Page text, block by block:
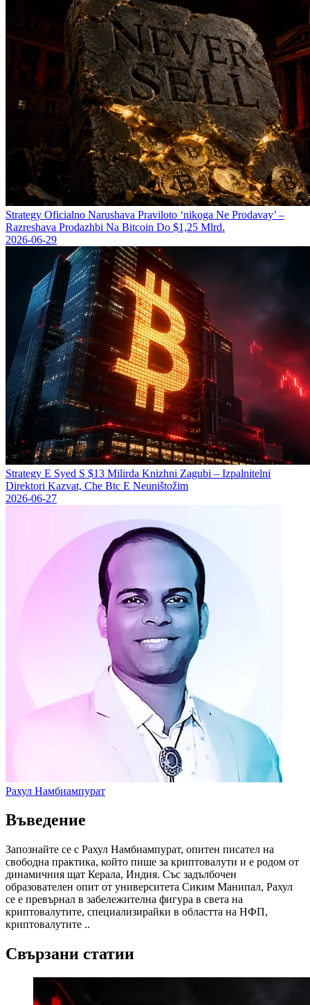
Strategy Oficіalno Narushava Praviloto ‘nikoga Ne Prodavay’ –
Razreshava Prodazhbi Na Bitcoin Do $1,25 Mlrd.
2026-06-29
Strategy Е Syed S $13 Milirda Knizhni Zagubi – Izpalnitelni
Direktori Kazvat, Che Btc E Neuništožim
2026-06-27
Рахул Намбиампурат
Въведение
Запознайте се с Рахул Намбиампурат, опитен писател на
свободна практика, който пише за криптовалути и е родом от
динамичния щат Керала, Индия. Със задълбочен
образователен опит от университета Сиким Манипал, Рахул
се е превърнал в забележителна фигура в света на
криптовалутите, специализирайки в областта на НФП,
криптовалутите ..
Свързани статии